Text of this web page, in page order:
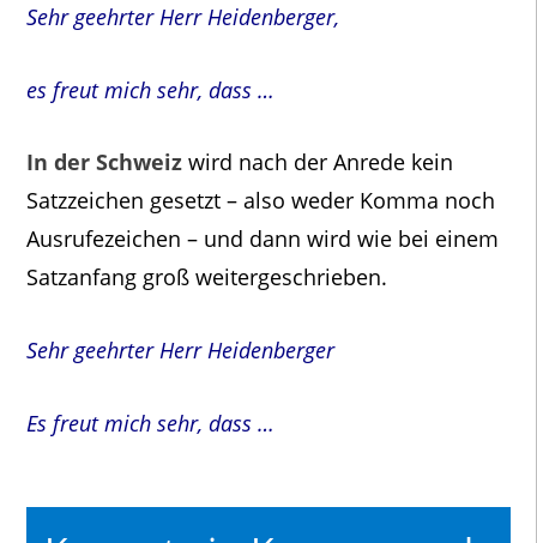
Sehr geehrter Herr Heidenberger,
es freut mich sehr, dass …
In der Schweizwird nach der Anrede kein
Satzzeichen gesetzt – also weder Komma noch
Ausrufezeichen – und dann wird wie bei einem
Satzanfang groß weitergeschrieben.
Sehr geehrter Herr Heidenberger
Es freut mich sehr, dass …